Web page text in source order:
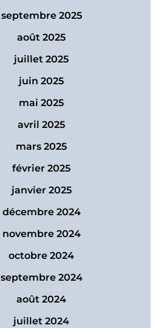
septembre 2025
août 2025
juillet 2025
juin 2025
mai 2025
avril 2025
mars 2025
février 2025
janvier 2025
décembre 2024
novembre 2024
octobre 2024
septembre 2024
août 2024
juillet 2024